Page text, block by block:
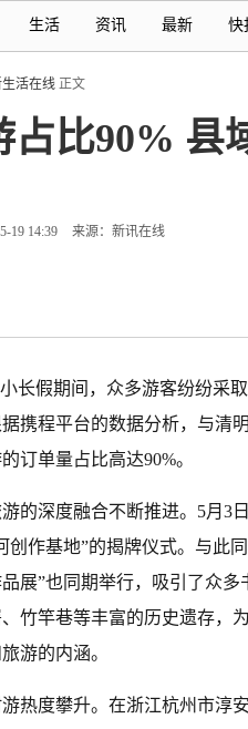
生活 资讯 最新 快
活在线 正文
占比90% 县
19 14:39 来源：新讯在线
长假期间，众多游客纷纷采
携程平台的数据分析，与清
订单量占比高达90%。
的深度融合不断推进。5月3
创作基地”的揭牌仪式。与此
展”也同期举行，吸引了众
竹竿巷等丰富的历史遗存，
游的内涵。
热度攀升。在浙江杭州市淳